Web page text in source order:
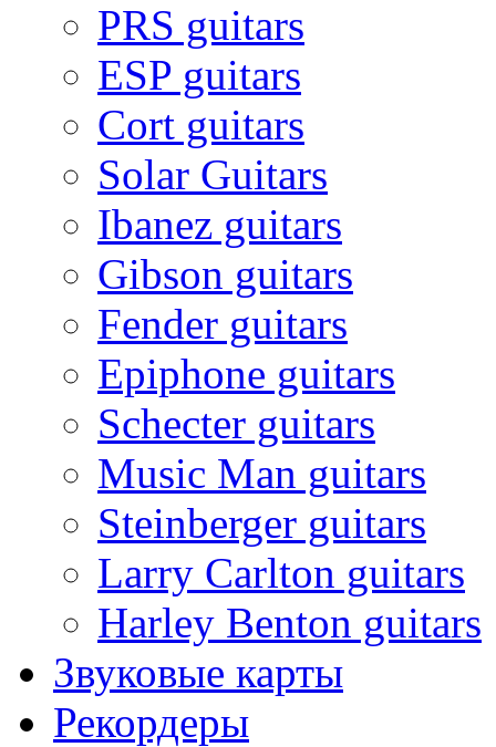
PRS guitars
ESP guitars
Cort guitars
Solar Guitars
Ibanez guitars
Gibson guitars
Fender guitars
Epiphone guitars
Schecter guitars
Music Man guitars
Steinberger guitars
Larry Carlton guitars
Harley Benton guitars
Звуковые карты
Рекордеры